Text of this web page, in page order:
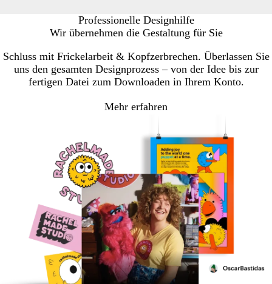
Professionelle Designhilfe
Wir übernehmen die Gestaltung für Sie
Schluss mit Frickelarbeit & Kopfzerbrechen. Überlassen Sie
uns den gesamten Designprozess – von der Idee bis zur
fertigen Datei zum Downloaden in Ihrem Konto.
Mehr erfahren